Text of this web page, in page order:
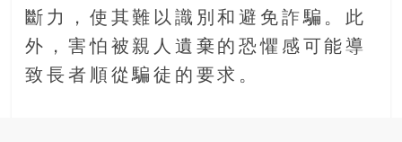
斷力，使其難以識別和避免詐騙。此
外，害怕被親人遺棄的恐懼感可能導
致長者順從騙徒的要求。